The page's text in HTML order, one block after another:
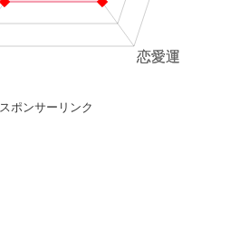
スポンサーリンク